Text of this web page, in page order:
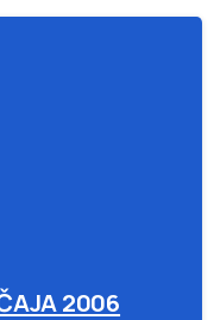
2006